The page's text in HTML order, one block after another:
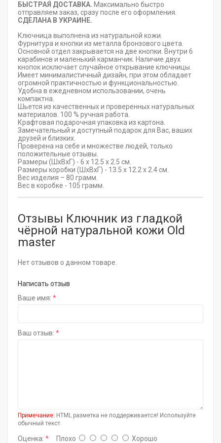
БЫСТРАЯ ДОСТАВКА. Максимально быстро
отправляем заказ, сразу после его оформления.
СДЕЛАНА В УКРАИНЕ.
Ключница выполнена из натуральной кожи.
Фурнитура и кнопки из металла бронзового цвета.
Основной отдел закрывается на две кнопки. Внутри 6
карабинов и маленький карманчик. Наличие двух
кнопок исключает случайное открывание ключницы.
Имеет минималистичный дизайн, при этом обладает
огромной практичностью и функциональностью.
Удобна в ежедневном использовании, очень
компактна.
Шьется из качественных и проверенных натуральных
материалов. 100 % ручная работа.
Крафтовая подарочная упаковка из картона.
Замечательный и доступный подарок для Вас, ваших
друзей и близких.
Проверена на себе и множестве людей, только
положительные отзывы.
Размеры (ШхВхГ) - 6 x 12.5 x 2.5 см.
Размеры коробки (ШхВхГ) - 13.5 x 12.2 x 2.4 см.
Вес изделия – 80 грамм.
Вес в коробке - 105 грамм.
Отзывы Ключник из гладкой
чёрной натуральной кожи Old
master
Нет отзывов о данном товаре.
Написать отзыв
Ваше имя:
Ваш отзыв:
Примечание: HTML разметка не поддерживается! Используйте
обычный текст.
Оценка: Плохо Хорошо